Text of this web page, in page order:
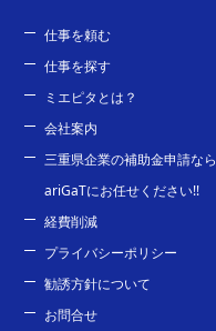
仕事を頼む
仕事を探す
ミエピタとは？
会社案内
三重県企業の補助金申請なら
ariGaTにお任せください!!
経費削減
プライバシーポリシー
勧誘方針について
お問合せ